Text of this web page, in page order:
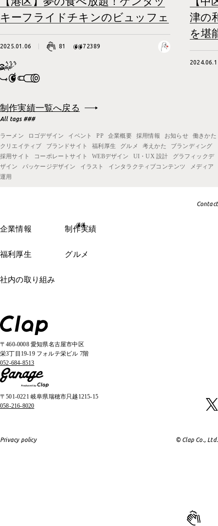
Contact
キーフライドチキンのビュッフェ
2025.01.06 81 72389
津の
を堪
制作実績一覧へ戻る
All tags ###
ラーメン ロゴデザイン イベント PP 企業概要 採用情報 お知らせ
働きかた
クリエイティブ
ブランドサイト 福利厚生 グルメ 考えかた
ブランディング
採用サイト
コーポレートサイト WEBデザイン UI・UX 設計
グラフィックデ
ザイン
パッケージデザイン イラスト インタラクティブコンテンツ
メディア
運用
〒460-0008 愛知県名古屋市中区
栄3丁目19-19 フォルテ栄ビル 7階
052-684-8513
〒501-0221 岐阜県瑞穂市只越1215-15
058-216-8020
企業情報 制作実績
福利厚生 グルメ
社内の取り組み
Contact
Privacy policy © Clap Co., Ltd.